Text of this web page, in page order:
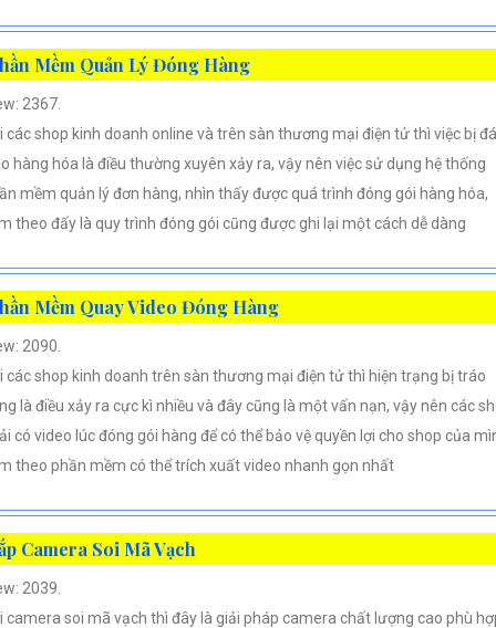
Mềm Quản Lý Đóng Hàng
2367.
các shop kinh doanh online và trên sàn thương mại điện tử thì việc bị
hàng hóa là điều thường xuyên xảy ra, vậy nên việc sử dụng hệ thống
mềm quản lý đơn hàng, nhìn thấy được quá trình đóng gói hàng hóa,
theo đấy là quy trình đóng gói cũng được ghi lại một cách dễ dàng
Mềm Quay Video Đóng Hàng
2090.
các shop kinh doanh trên sàn thương mại điện tử thì hiện trạng bị tráo
là điều xảy ra cực kì nhiều và đây cũng là một vấn nạn, vậy nên các
có video lúc đóng gói hàng để có thể bảo vệ quyền lợi cho shop của
theo phần mềm có thể trích xuất video nhanh gọn nhất
Camera Soi Mã Vạch
2039.
camera soi mã vạch thì đây là giải pháp camera chất lượng cao phù